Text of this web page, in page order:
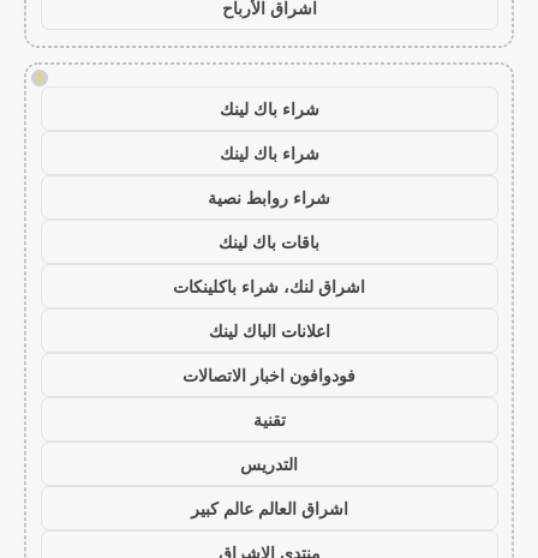
اشراق الأرباح
!
شراء باك لينك
شراء باك لينك
شراء روابط نصية
باقات باك لينك
اشراق لنك، شراء باكلينكات
اعلانات الباك لينك
فودوافون اخبار الاتصالات
تقنية
التدريس
اشراق العالم عالم كبير
منتدى الاشراق